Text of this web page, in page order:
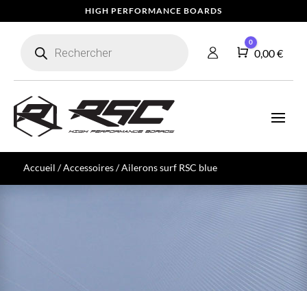
HIGH PERFORMANCE BOARDS
produits
Panier
0
0,00€
Accueil /Accessoires/ Ailerons surf RSC blue